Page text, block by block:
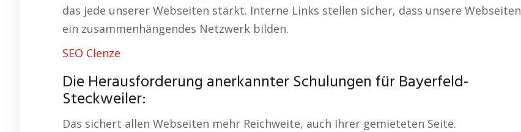
das jede unserer Webseiten stärkt. Interne Links stellen sicher, dass unsere Webseiten
ein zusammenhängendes Netzwerk bilden.
SEO Clenze
Die Herausforderung anerkannter Schulungen für Bayerfeld-
Steckweiler:
Das sichert allen Webseiten mehr Reichweite, auch Ihrer gemieteten Seite.